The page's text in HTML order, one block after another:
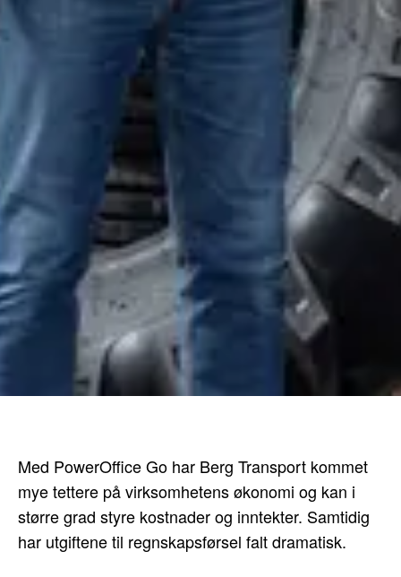
Med PowerOffice Go har Berg Transport kommet
mye tettere på virksomhetens økonomi og kan i
større grad styre kostnader og inntekter. Samtidig
har utgiftene til regnskapsførsel falt dramatisk.